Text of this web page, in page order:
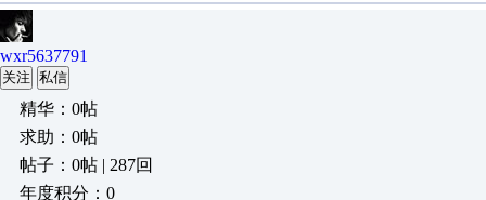
wxr5637791
关注 私信
精华：0帖
求助：0帖
帖子：0帖 | 287回
年度积分：0